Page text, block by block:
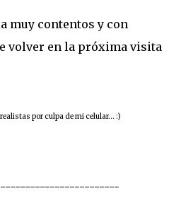
muy contentos y con
volver en la próxima visita
por culpa de mi celular... :)